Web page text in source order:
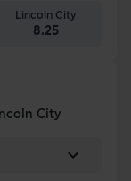
Lincoln City
8.25
City